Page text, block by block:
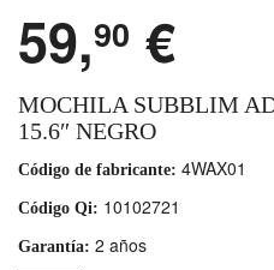
59,90 €
MOCHILA SUBBLIM
15.6″ NEGRO
Código de fabricante: 4WAX01
Código Qi: 10102721
Garantía: 2 años